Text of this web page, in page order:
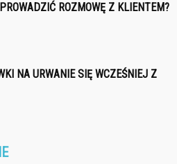
ROZMOWĘ Z KLIENTEM?
NA URWANIE SIĘ WCZEŚNIEJ Z